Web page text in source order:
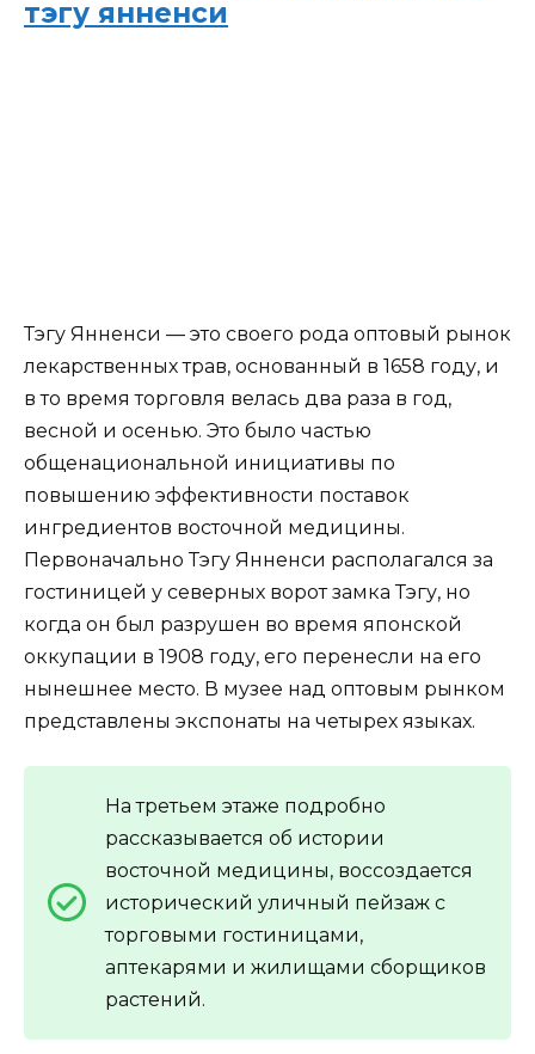
Тэгу Янненси — это своего рода оптовый рынок
лекарственных трав, основанный в 1658 году, и
в то время торговля велась два раза в год,
весной и осенью. Это было частью
общенациональной инициативы по
повышению эффективности поставок
ингредиентов восточной медицины.
Первоначально Тэгу Янненси располагался за
гостиницей у северных ворот замка Тэгу, но
когда он был разрушен во время японской
оккупации в 1908 году, его перенесли на его
нынешнее место. В музее над оптовым рынком
представлены экспонаты на четырех языках.
На третьем этаже подробно
рассказывается об истории
восточной медицины, воссоздается
исторический уличный пейзаж с
торговыми гостиницами,
аптекарями и жилищами сборщиков
растений.